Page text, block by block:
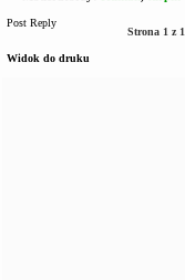
Post Reply
Strona 1 z 1
Widok do druku